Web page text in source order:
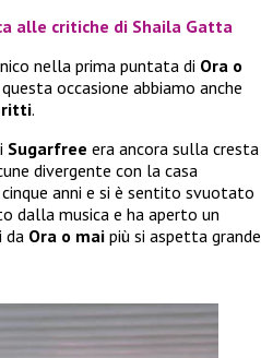
alle critiche di Shaila Gatta
nella prima puntata di Ora o
occasione abbiamo anche
.
Sugarfree era ancora sulla cresta
divergente con la casa
anni e si è sentito svuotato
dalla musica e ha aperto un
da Ora o mai più si aspetta grande